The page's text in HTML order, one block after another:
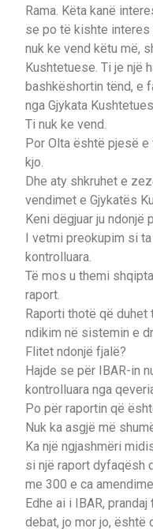
Rama. Këta kanë
se po të kishte interes
nuk ke vend këtu më,
Kushtetuese. Ti je një
bashkëshortin tënd, e
nga Gjykata
Ti nuk ke vend.
Por Olta është pjesë e
kjo.
Dhe aty shkruhet e
vendimet e Gjykatës
Keni dëgjuar ju ndonjë
I vetmi preokupim si
kontrolluara.
Të mos u themi
raport.
Raporti thotë që
ndikim në sistemin e
Flitet ndonjë fjalë?
Hajde se për IBAR-in
kontrolluara nga
Po për raportin që
Nuk ka asgjë më
Ka një ngjashmëri
si një raport dyfaqësh
me 300 e ca
Edhe ai i IBAR,
debat, jo mor jo, është